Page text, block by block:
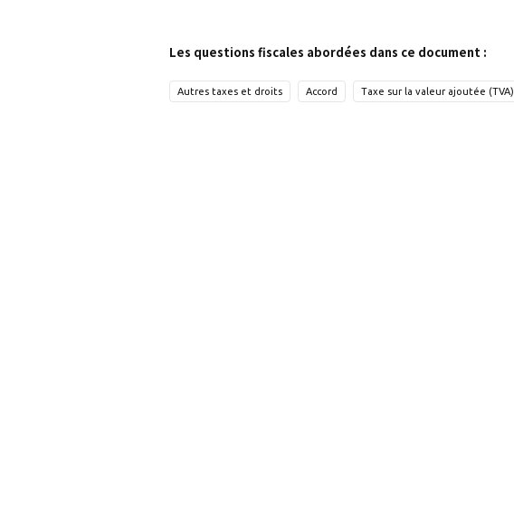
Les questions fiscales abordées dans ce document :
Autres taxes et droits Accord Taxe sur la valeur ajoutée (TVA)